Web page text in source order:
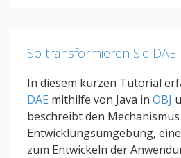
So transformieren Sie DAE
In diesem kurzen Tutorial
DAE mithilfe von Java in OBJ
beschreibt den
Entwicklungsumgebung,
zum Entwickeln der